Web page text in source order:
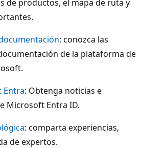
de productos, el mapa de ruta y
: conozca las
de la plataforma de
Entra: Obtenga noticias e
Microsoft Entra ID.
: comparta experiencias,
de expertos.